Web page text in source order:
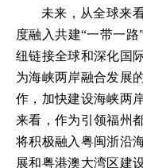
未来，从全球来
度融入共建“一带一
纽链接全球和深化国
为海峡两岸融合发展
作，加快建设海峡两
来看，作为引领福州
将积极融入粤闽浙沿
展和粤港澳大湾区建